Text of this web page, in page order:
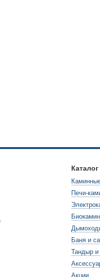
Каталог
Печи-
Баня и
Тандыр и
Акции